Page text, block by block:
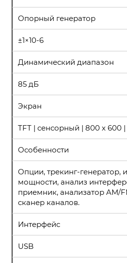
Опорный генератор
±1×10-6
Динамический диапазон
85 дБ
Экран
TFT | сенсорный | 800 х 600 |
Особенности
Опции, трекинг-генератор,
мощности, анализ
приемник, анализатор AM/
сканер каналов.
Интерфейс
USB